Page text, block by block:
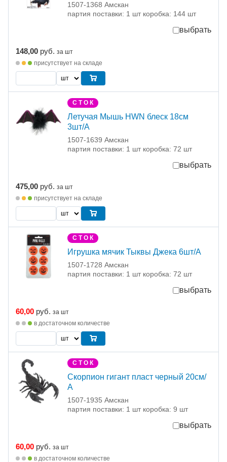
1507-1368 Амскан
партия поставки: 1 шт коробка: 144 шт
выбрать
148,00 руб. за шт
присутствует на складе
С Т О К
Летучая Мышь HWN блеск 18см
3шт/A
1507-1639 Амскан
партия поставки: 1 шт коробка: 72 шт
выбрать
475,00 руб. за шт
присутствует на складе
С Т О К
Игрушка мячик Тыквы Джека 6шт/А
1507-1728 Амскан
партия поставки: 1 шт коробка: 72 шт
выбрать
60,00 руб. за шт
в достаточном количестве
С Т О К
Скорпион гигант пласт черный 20см/
А
1507-1935 Амскан
партия поставки: 1 шт коробка: 9 шт
выбрать
60,00 руб. за шт
в достаточном количестве